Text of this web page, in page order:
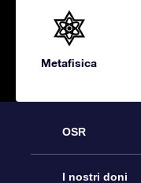
Metafisica
OSR
Assistenza
I nostri doni